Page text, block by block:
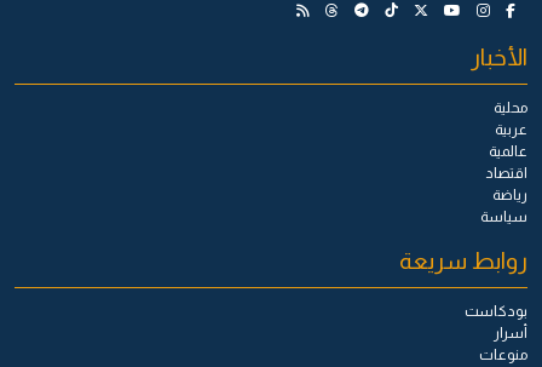
الأخبار
محلية
عربية
عالمية
اقتصاد
رياضة
سياسة
روابط سريعة
بودكاست
أسرار
منوعات